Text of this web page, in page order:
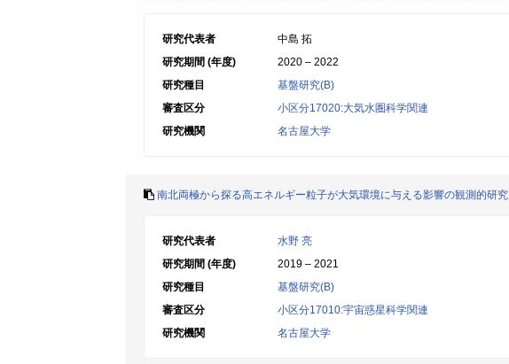
研究代表者
中島 拓
研究期間 (年度)
2020 – 2022
研究種目
基盤研究(B)
審査区分
小区分17020:大気水圏科学関連
研究機関
名古屋大学
南北両極から探る高エネルギー粒子が大気環境に与える影響の観測的研究
研究代表者
水野 亮
研究期間 (年度)
2019 – 2021
研究種目
基盤研究(B)
審査区分
小区分17010:宇宙惑星科学関連
研究機関
名古屋大学